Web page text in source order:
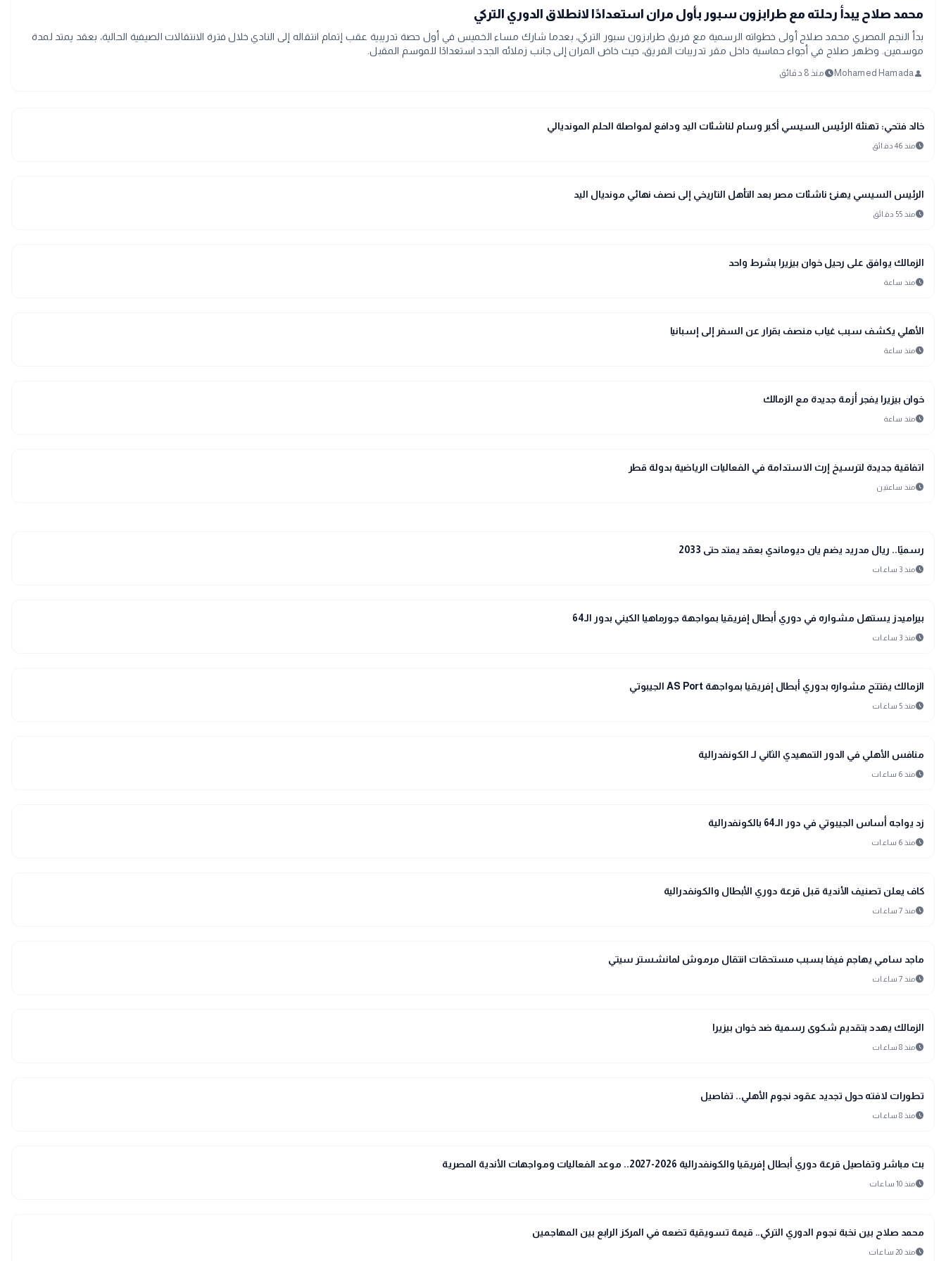
محمد صلاح يبدأ رحلته مع طرابزون سبور بأول مران استعدادًا لانطلاق الدوري التركي
بدأ النجم المصري محمد صلاح أولى خطواته الرسمية مع فريق طرابزون سبور التركي، بعدما شارك مساء الخميس في أول حصة تدريبية عقب إتمام انتقاله إلى النادي خلال فترة الانتقالات الصيفية الحالية، بعقد يمتد لمدة
موسمين. وظهر صلاح في أجواء حماسية داخل مقر تدريبات الفريق، حيث خاض المران إلى جانب زملائه الجدد استعدادًا للموسم المقبل.
person
Mohamed Hamada
scheduleمنذ 8 دقائق
sports_soccer
رياضة
خالد فتحي: تهنئة الرئيس السيسي أكبر وسام لناشئات اليد ودافع لمواصلة الحلم المونديالي
scheduleمنذ 46 دقائق
sports_soccer
رياضة
الرئيس السيسي يهنئ ناشئات مصر بعد التأهل التاريخي إلى نصف نهائي مونديال اليد
scheduleمنذ 55 دقائق
sports_soccer
رياضة
الزمالك يوافق على رحيل خوان بيزيرا بشرط واحد
scheduleمنذ ساعة
sports_soccer
رياضة
الأهلي يكشف سبب غياب منصف بقرار عن السفر إلى إسبانيا
scheduleمنذ ساعة
sports_soccer
رياضة
خوان بيزيرا يفجر أزمة جديدة مع الزمالك
scheduleمنذ ساعة
sports_soccer
رياضة
اتفاقية جديدة لترسيخ إرث الاستدامة في الفعاليات الرياضية بدولة قطر
scheduleمنذ ساعتين
sports_soccer
رياضة
رسميًا.. ريال مدريد يضم يان ديوماندي بعقد يمتد حتى 2033
scheduleمنذ 3 ساعات
sports_soccer
رياضة
بيراميدز يستهل مشواره في دوري أبطال إفريقيا بمواجهة جورماهيا الكيني بدور الـ64
scheduleمنذ 3 ساعات
sports_soccer
رياضة
الزمالك يفتتح مشواره بدوري أبطال إفريقيا بمواجهة AS Port الجيبوتي
scheduleمنذ 5 ساعات
sports_soccer
رياضة
منافس الأهلي في الدور التمهيدي الثاني لـ الكونفدرالية
scheduleمنذ 6 ساعات
sports_soccer
رياضة
زد يواجه أساس الجيبوتي في دور الـ64 بالكونفدرالية
scheduleمنذ 6 ساعات
sports_soccer
رياضة
كاف يعلن تصنيف الأندية قبل قرعة دوري الأبطال والكونفدرالية
scheduleمنذ 7 ساعات
sports_soccer
رياضة
ماجد سامي يهاجم فيفا بسبب مستحقات انتقال مرموش لمانشستر سيتي
scheduleمنذ 7 ساعات
sports_soccer
رياضة
الزمالك يهدد بتقديم شكوى رسمية ضد خوان بيزيرا
scheduleمنذ 8 ساعات
sports_soccer
رياضة
تطورات لافته حول تجديد عقود نجوم الأهلي.. تفاصيل
scheduleمنذ 8 ساعات
sports_soccer
بث مباشر وتفاصيل قرعة دوري أبطال إفريقيا والكونفدرالية 2026-2027.. موعد الفعاليات ومواجهات الأندية المصرية
scheduleمنذ 10 ساعات
sports_soccer
محمد صلاح بين نخبة نجوم الدوري التركي.. قيمة تسويقية تضعه في المركز الرابع بين المهاجمين
scheduleمنذ 20 ساعات